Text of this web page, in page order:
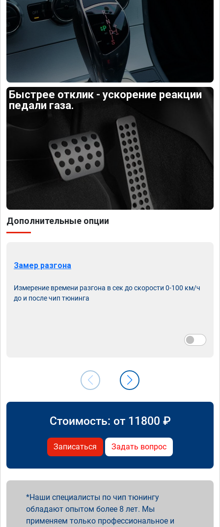
Быстрее отклик - ускорение реакции
педали газа.
Дополнительные опции
Замер разгона
Измерение времени разгона в сек до скорости 0-100 км/ч
до и после чип тюнинга
Стоимость: от 11800 ₽
Записаться Задать вопрос
Наши специалисты по чип тюнингу
обладают опытом более 8 лет. Мы
применяем только профессиональное и